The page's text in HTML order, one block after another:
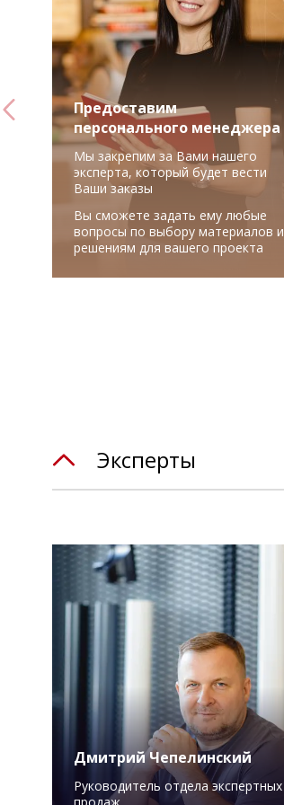
Предоставим
персонального менеджера
Мы закрепим за Вами нашего
эксперта, который будет вести
Ваши заказы
Вы сможете задать ему любые
вопросы по выбору материалов и
решениям для вашего проекта
Эксперты
Дмитрий Чепелинский
Руководитель отдела экспертных